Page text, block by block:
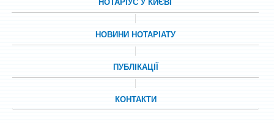
НОТАРІУС У КИЄВІ
НОВИНИ НОТАРІАТУ
ПУБЛІКАЦІЇ
КОНТАКТИ